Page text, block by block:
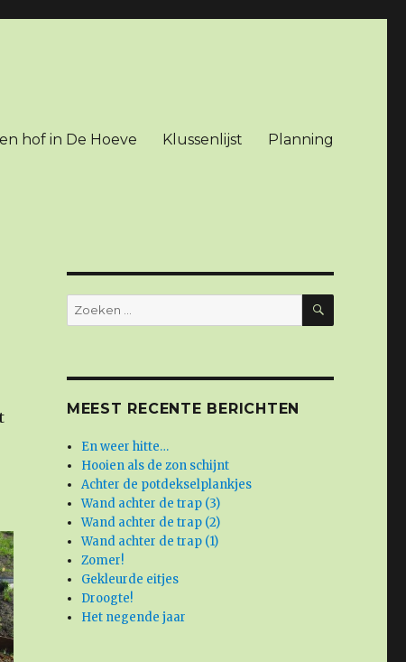
hof in De Hoeve Klussenlijst Planning
Zoeken
naar:
ZOEKEN
MEEST RECENTE BERICHTEN
En weer hitte…
Hooien als de zon schijnt
Achter de potdekselplankjes
Wand achter de trap (3)
Wand achter de trap (2)
Wand achter de trap (1)
Zomer!
Gekleurde eitjes
Droogte!
Het negende jaar